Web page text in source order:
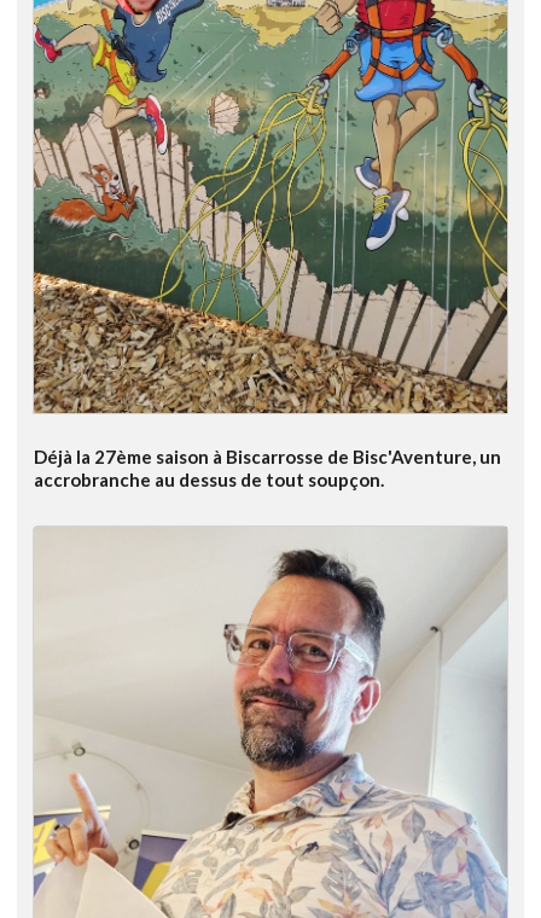
Déjà la 27ème saison à Biscarrosse de Bisc'Aventure, un
accrobranche au dessus de tout soupçon.